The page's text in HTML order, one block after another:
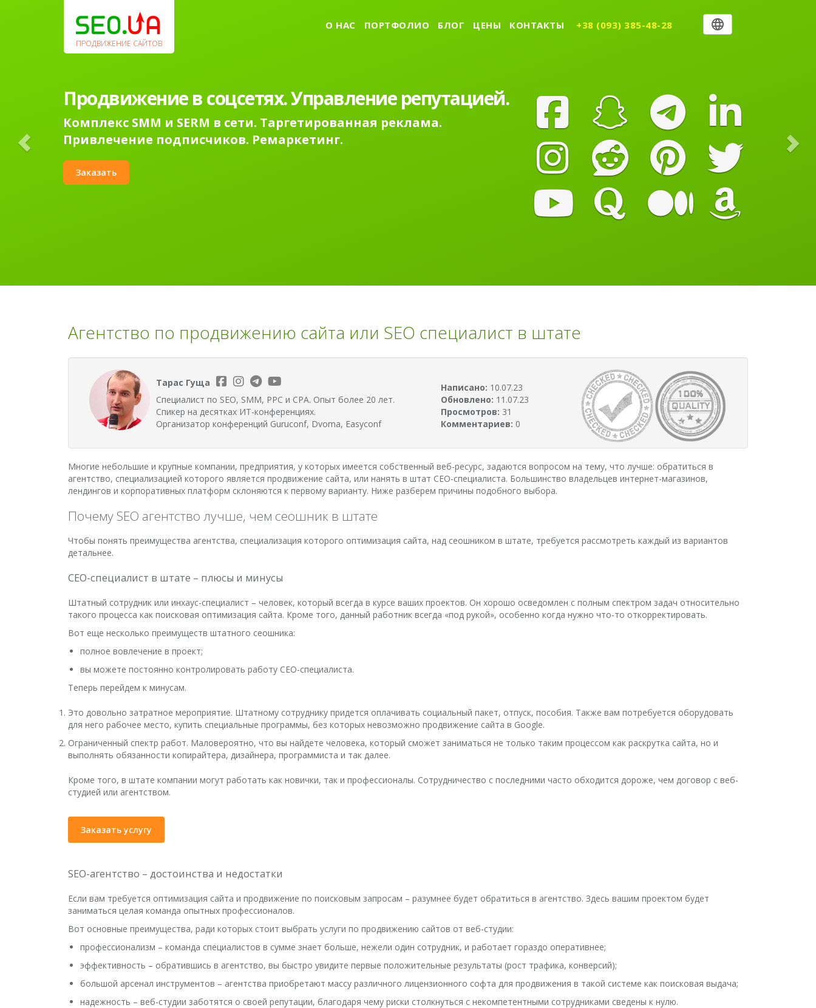
ПРОДВИЖЕНИЕ САЙТОВ
О НАС ПОРТФОЛИО БЛОГ ЦЕНЫ КОНТАКТЫ +38 (093) 385-48-28
Продвижение в соцсетях. Управление репутацией.
Комплекс SMM и SERM в сети. Таргетированная реклама.
Привлечение подписчиков. Ремаркетинг.
Заказать
Агентство по продвижению сайта или SEO специалист в штате
Тарас Гуща
Специалист по SEO, SMM, PPC и CPA. Опыт более 20 лет.
Спикер на десятках ИТ-конференциях.
Организатор конференций Guruconf, Dvoma, Easyconf
Написано: 10.07.23
Обновлено: 11.07.23
Просмотров: 31
Комментариев: 0
Многие небольшие и крупные компании, предприятия, у которых имеется собственный веб-ресурс, задаются вопросом на тему, что лучше: обратиться в
агентство, специализацией которого является продвижение сайта, или нанять в штат СЕО-специалиста. Большинство владельцев интернет-магазинов,
лендингов и корпоративных платформ склоняются к первому варианту. Ниже разберем причины подобного выбора.
Почему SEO агентство лучше, чем сеошник в штате
Чтобы понять преимущества агентства, специализация которого оптимизация сайта, над сеошником в штате, требуется рассмотреть каждый из вариантов
детальнее.
СЕО-специалист в штате – плюсы и минусы
Штатный сотрудник или инхаус-специалист – человек, который всегда в курсе ваших проектов. Он хорошо осведомлен с полным спектром задач относительно
такого процесса как поисковая оптимизация сайта. Кроме того, данный работник всегда «под рукой», особенно когда нужно что-то откорректировать.
Вот еще несколько преимуществ штатного сеошника:
полное вовлечение в проект;
вы можете постоянно контролировать работу СЕО-специалиста.
Теперь перейдем к минусам.
Это довольно затратное мероприятие. Штатному сотруднику придется оплачивать социальный пакет, отпуск, пособия. Также вам потребуется оборудовать
для него рабочее место, купить специальные программы, без которых невозможно продвижение сайта в Google.
Ограниченный спектр работ. Маловероятно, что вы найдете человека, который сможет заниматься не только таким процессом как раскрутка сайта, но и
выполнять обязанности копирайтера, дизайнера, программиста и так далее.
Кроме того, в штате компании могут работать как новички, так и профессионалы. Сотрудничество с последними часто обходится дороже, чем договор с веб-
студией или агентством.
Заказать услугу
SEO-агентство – достоинства и недостатки
Если вам требуется оптимизация сайта и продвижение по поисковым запросам – разумнее будет обратиться в агентство. Здесь вашим проектом будет
заниматься целая команда опытных профессионалов.
Вот основные преимущества, ради которых стоит выбрать услуги по продвижению сайтов от веб-студии:
профессионализм – команда специалистов в сумме знает больше, нежели один сотрудник, и работает гораздо оперативнее;
эффективность – обратившись в агентство, вы быстро увидите первые положительные результаты (рост трафика, конверсий);
большой арсенал инструментов – агентства приобретают массу различного лицензионного софта для продвижения в такой системе как поисковая выдача;
надежность – веб-студии заботятся о своей репутации, благодаря чему риски столкнуться с некомпетентными сотрудниками сведены к нулю.